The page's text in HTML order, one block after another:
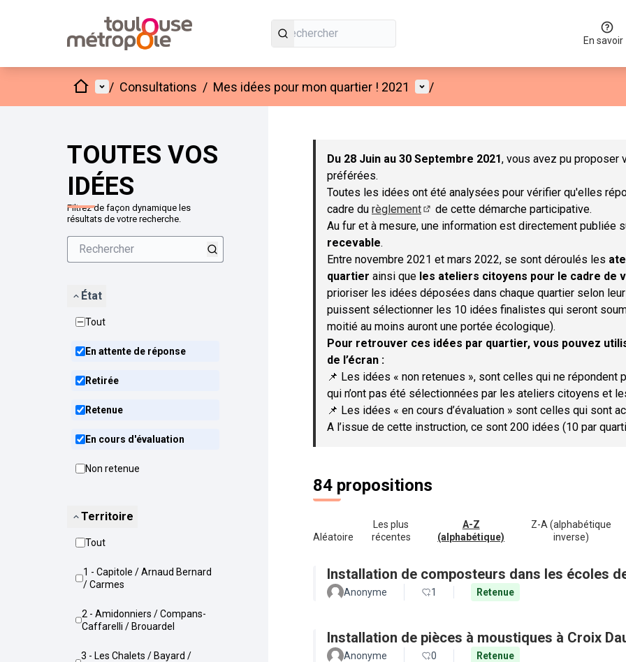
En savoir
AccueilMenu principal
/ Consultations / Mes idées pour mon quartier ! 2021 Menu utilisateur
/
TOUTES VOS
IDÉES
Filtrez de façon dynamique les
résultats de votre recherche.
État
Tout
En attente de réponse
Retirée
Retenue
En cours d'évaluation
Non retenue
Territoire
Tout
1 - Capitole / Arnaud Bernard
/ Carmes
2 - Amidonniers / Compans-
Caffarelli / Brouardel
3 - Les Chalets / Bayard /
Passer la carte
Du 28 Juin au 30 Septembre 2021, vous avez pu proposer
préférées.
Toutes les idées ont été analysées pour vérifier qu'elles
cadre du règlement
(S'ouvre dans un nouvel onglet)
de cette démarche participative.
Au fur et à mesure, une information est directement publiée
recevable.
Entre novembre 2021 et mars 2022, se sont déroulés les
quartier ainsi que les ateliers citoyens pour le cadre de
prioriser les idées déposées dans chaque quartier selon
puissent sélectionner les 10 idées finalistes qui seront
moitié au moins auront une portée écologique).
Pour retrouver ces idées par quartier, vous pouvez
de l’écran :
📌 Les idées « non retenues », sont celles qui ne
qui n’ont pas été sélectionnées par les ateliers citoyens et
📌 Les idées « en cours d’évaluation » sont celles qui sont
A l’issue de cette instruction, ce sont 200 idées (10 par
84 propositions
Aléatoire
Les plus
récentes
A-Z
(alphabétique)
Z-A (alphabétique
inverse)
Installation de composteurs dans les écoles
Anonyme 1 Retenue
Installation de pièces à moustiques à Croix
Anonyme 0 Retenue